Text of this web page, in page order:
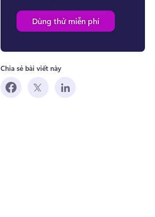
Dùng thử miễn phí
Chia sẻ bài viết này